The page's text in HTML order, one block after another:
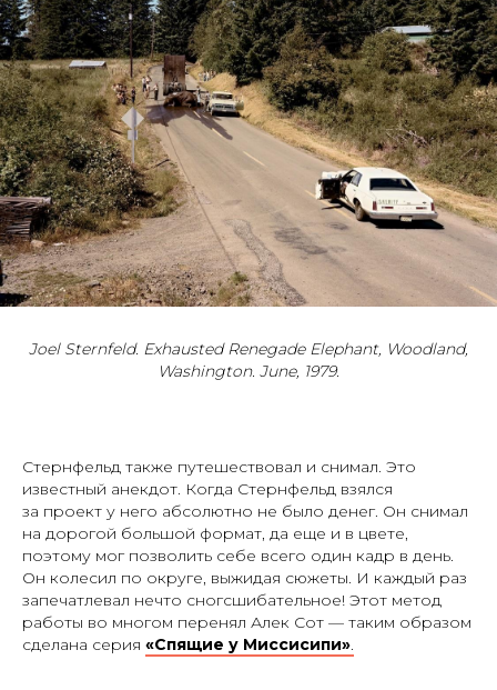
Joel Sternfeld. Exhausted Renegade Elephant, Woodland,
Washington. June, 1979.
Стернфельд также путешествовал и снимал. Это
известный анекдот. Когда Стернфельд взялся
за проект у него абсолютно не было денег. Он снимал
на дорогой большой формат, да еще и в цвете,
поэтому мог позволить себе всего один кадр в день.
Он колесил по округе, выжидая сюжеты. И каждый раз
запечатлевал нечто сногсшибательное! Этот метод
работы во многом перенял Алек Сот — таким образом
сделана серия «Спящие у Миссисипи».